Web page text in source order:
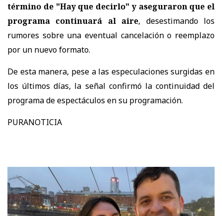
término de "Hay que decirlo" y aseguraron que el
programa continuará al aire, desestimando los
rumores sobre una eventual cancelación o reemplazo
por un nuevo formato.
De esta manera, pese a las especulaciones surgidas en
los últimos días, la señal confirmó la continuidad del
programa de espectáculos en su programación.
PURANOTICIA